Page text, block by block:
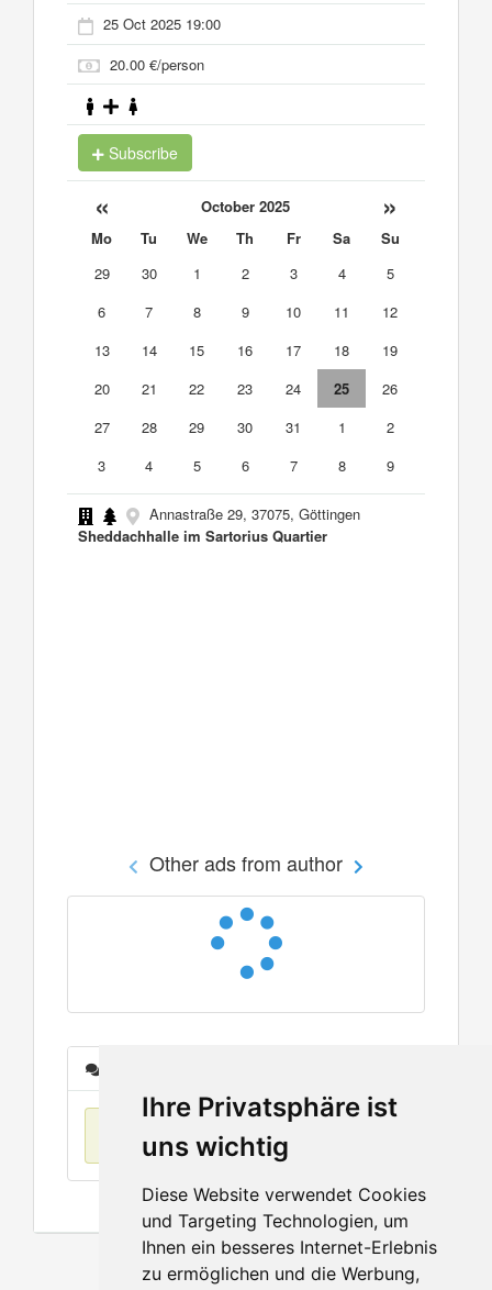
Ihre Privatsphäre ist
uns wichtig
Diese Website verwendet Cookies
und Targeting Technologien, um
Ihnen ein besseres Internet-Erlebnis
zu ermöglichen und die Werbung,
25 Oct 2025 19:00
20.00 €/person
Subscribe
« October 2025 »
Mo Tu We Th Fr Sa
Su
29
30 1 2 3 4
5
6
7 8 9 10 11
12
13
14 15 16 17 18
19
20
21 22 23 24 25
26
27
28 29 30 31 1
2
3
4 5 6 7 8 9
Annastraße 29, 37075, Göttingen
Sheddachhalle im Sartorius Quartier
Other ads from author
No items found